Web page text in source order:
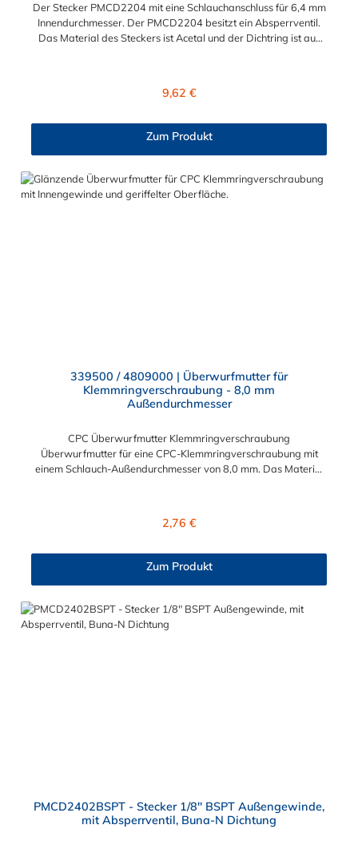
Der Stecker PMCD2204 mit eine Schlauchanschluss für 6,4 mm
Innendurchmesser. Der PMCD2204 besitzt ein Absperrventil.
Das Material des Steckers ist Acetal und der Dichtring ist aus
Regulärer Preis:
9,62 €
Zum Produkt
339500 / 4809000 | Überwurfmutter für
Klemmringverschraubung - 8,0 mm
Außendurchmesser
CPC Überwurfmutter Klemmringverschraubung
Überwurfmutter für eine CPC-Klemmringverschraubung mit
einem Schlauch-Außendurchmesser von 8,0 mm. Das Material
Regulärer Preis:
2,76 €
Zum Produkt
PMCD2402BSPT - Stecker 1/8" BSPT Außengewinde,
mit Absperrventil, Buna-N Dichtung